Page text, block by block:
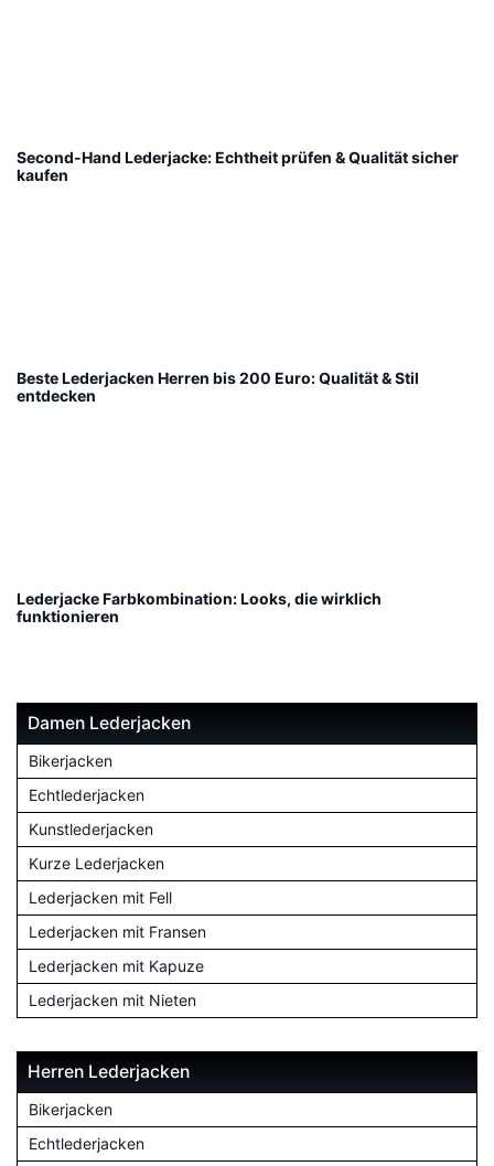
Second-Hand Lederjacke: Echtheit prüfen & Qualität sicher
kaufen
Beste Lederjacken Herren bis 200 Euro: Qualität & Stil
entdecken
Lederjacke Farbkombination: Looks, die wirklich
funktionieren
Damen Lederjacken
Bikerjacken
Echtlederjacken
Kunstlederjacken
Kurze Lederjacken
Lederjacken mit Fell
Lederjacken mit Fransen
Lederjacken mit Kapuze
Lederjacken mit Nieten
Herren Lederjacken
Bikerjacken
Echtlederjacken